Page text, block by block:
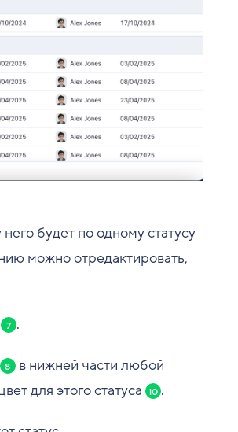
будет по одному статусу
можно отредактировать,
7 .
8 в нижней части любой
для этого статуса 10 .